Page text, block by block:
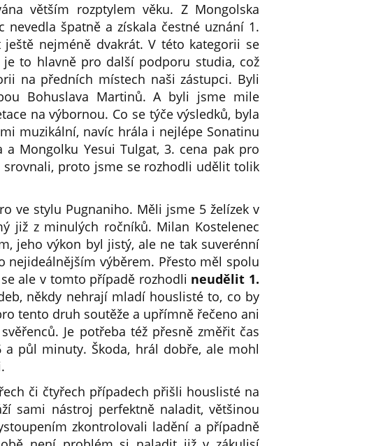
větším rozptylem věku. Z Mongolska
špatně a získala čestné uznání 1.
nejméně dvakrát. V této kategorii se
to hlavně pro další podporu studia, což
na předních místech naši zástupci. Byli
Bohuslava Martinů. A byli jsme mile
na výbornou. Co se týče výsledků, byla
muzikální, navíc hrála i nejlépe Sonatinu
Mongolku Yesui Tulgat, 3. cena pak pro
srovnali, proto jsme se rozhodli udělit tolik
ve stylu Pugnaniho. Měli jsme 5 želízek v
již z minulých ročníků. Milan Kostelenec
jeho výkon byl jistý, ale ne tak suverénní
nejideálnějším výběrem. Přesto měl spolu
ale v tomto případě rozhodli neudělit 1.
někdy nehrají mladí houslisté to, co by
tento druh soutěže a upřímně řečeno ani
Je potřeba též přesně změřit čas
půl minuty. Škoda, hrál dobře, ale mohl
či čtyřech případech přišli houslisté na
sami nástroj perfektně naladit, většinou
zkontrolovali ladění a případně